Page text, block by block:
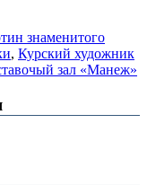
знаменитого
, Курский художник
зал «Манеж»